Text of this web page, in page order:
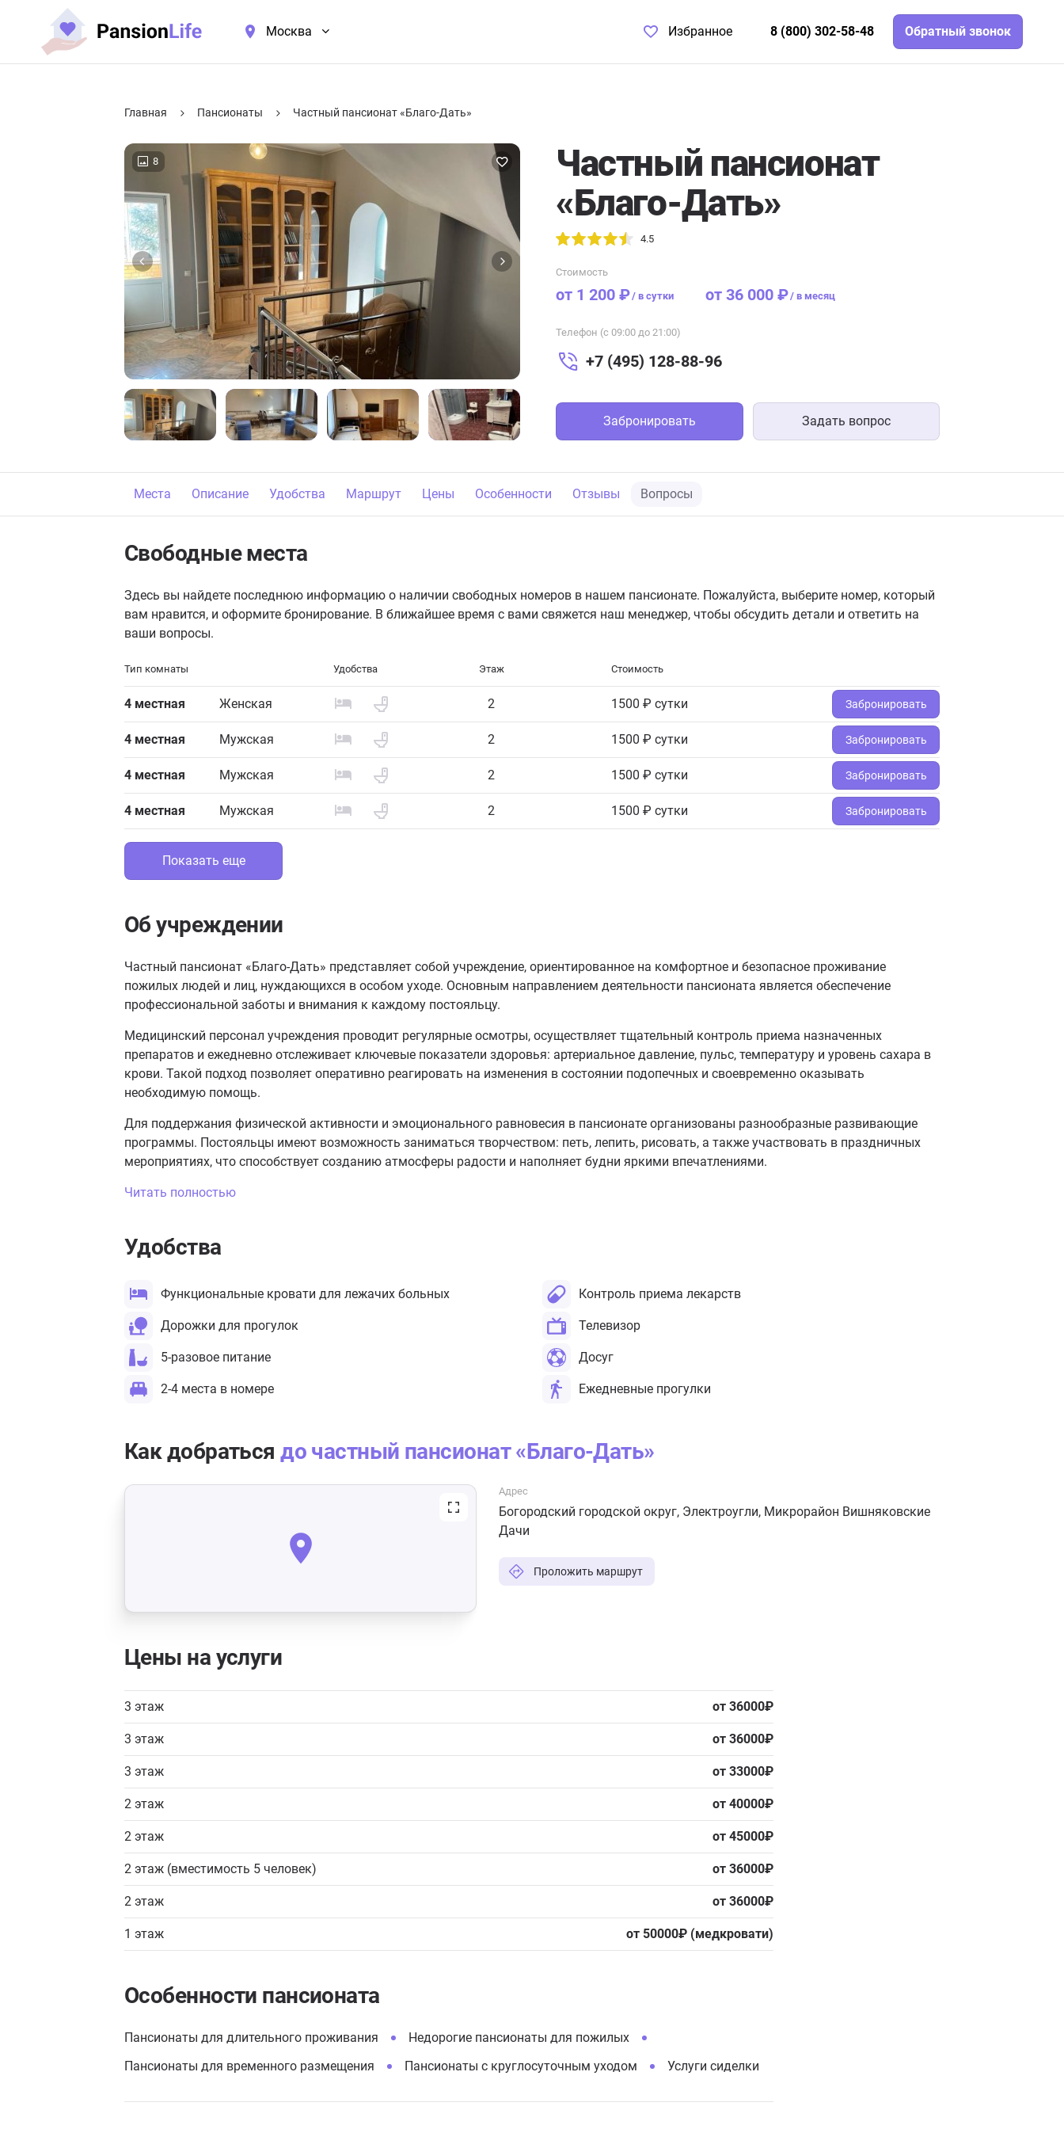
Москва Избранное 8 (800) 302-58-48 Обратный звонок
Главная Пансионаты Частный пансионат «Благо-Дать»
8
Частный пансионат
«Благо-Дать»
4.5
Стоимость
от 1 200 ₽/ в сутки от 36 000 ₽/ в месяц
Телефон (с 09:00 до 21:00)
+7 (495) 128-88-96
Забронировать Задать вопрос
Места Описание Удобства Маршрут Цены Особенности Отзывы Вопросы
Свободные места
Здесь вы найдете последнюю информацию о наличии свободных номеров в нашем пансионате. Пожалуйста, выберите номер, который
вам нравится, и оформите бронирование. В ближайшее время с вами свяжется наш менеджер, чтобы обсудить детали и ответить на
ваши вопросы.
Тип комнаты Удобства Этаж Стоимость
4 местная Женская 2 1500 ₽ сутки Забронировать
4 местная Мужская 2 1500 ₽ сутки Забронировать
4 местная Мужская 2 1500 ₽ сутки Забронировать
4 местная Мужская 2 1500 ₽ сутки Забронировать
Показать еще
Об учреждении
Частный пансионат «Благо-Дать» представляет собой учреждение, ориентированное на комфортное и безопасное проживание
пожилых людей и лиц, нуждающихся в особом уходе. Основным направлением деятельности пансионата является обеспечение
профессиональной заботы и внимания к каждому постояльцу.
Медицинский персонал учреждения проводит регулярные осмотры, осуществляет тщательный контроль приема назначенных
препаратов и ежедневно отслеживает ключевые показатели здоровья: артериальное давление, пульс, температуру и уровень сахара в
крови. Такой подход позволяет оперативно реагировать на изменения в состоянии подопечных и своевременно оказывать
необходимую помощь.
Для поддержания физической активности и эмоционального равновесия в пансионате организованы разнообразные развивающие
программы. Постояльцы имеют возможность заниматься творчеством: петь, лепить, рисовать, а также участвовать в праздничных
мероприятиях, что способствует созданию атмосферы радости и наполняет будни яркими впечатлениями.
Читать полностью
Удобства
Функциональные кровати для лежачих больных
Дорожки для прогулок
5-разовое питание
2-4 места в номере
Контроль приема лекарств
Телевизор
Досуг
Ежедневные прогулки
Как добратьсядо частный пансионат «Благо-Дать»
Адрес
Богородский городской округ, Электроугли, Микрорайон Вишняковские
Дачи
Проложить маршрут
Цены на услуги
3 этаж от 36000₽
3 этаж от 36000₽
3 этаж от 33000₽
2 этаж от 40000₽
2 этаж от 45000₽
2 этаж (вместимость 5 человек) от 36000₽
2 этаж от 36000₽
1 этаж от 50000₽ (медкровати)
Особенности пансионата
Пансионаты для длительного проживания
Недорогие пансионаты для пожилых
Пансионаты для временного размещения
Пансионаты с круглосуточным уходом Услуги сиделки